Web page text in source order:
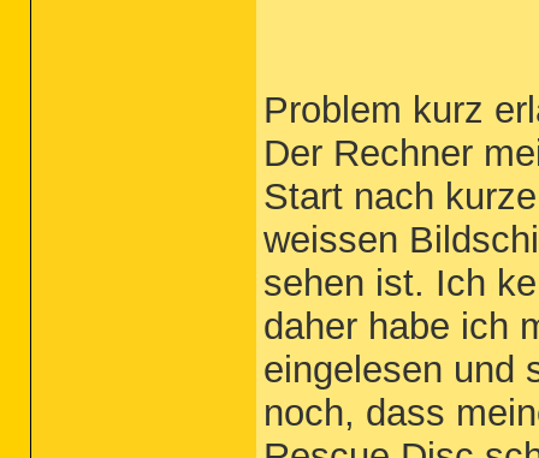
Problem kurz
Der Rechner
Start nach
weissen
sehen ist. Ich
daher habe ich
eingelesen und
noch, dass